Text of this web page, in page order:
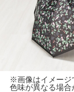
※画像はイメージ
色味が異なる場合